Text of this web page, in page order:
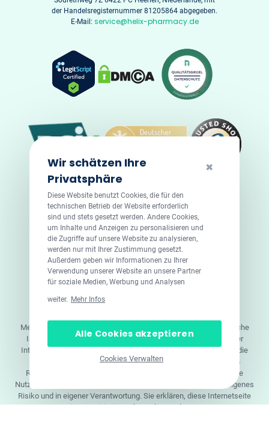
der Handelsregisternummer 81205864 abgegeben.
E-Mail: service@helix-pharmacy.de
© 2026 DoktorABC.com
Doktorabc.com ist eine Vermittlungsplattform. Doktorabc ist
Medikamente oder sonstige Produkte an oder liefert diese. Jegliche
Informationen zu Produkten, Medikamenten und Preisen auf der
Internetseite beinhalten kein Angebot von Doktorabc an Sie. Für die
Einhaltung der in Ihrem Land geltenden Gesetze und sonstigen
Rechtsvorschriften sind Sie als Nutzer selbst verantwortlich. Die
Nutzung unseres Services auf Doktorabc durch Sie erfolgt auf eigenes
Risiko und in eigener Verantwortung. Sie erklären, diese Internetseite
aus eigener Initiative zu besuchen und zu nutzen.
✖
Wir schätzen Ihre
Privatsphäre
Diese Website benutzt Cookies, die für den
technischen Betrieb der Website erforderlich
sind und stets gesetzt werden. Andere Cookies,
um Inhalte und Anzeigen zu personalisieren und
die Zugriffe auf unsere Website zu analysieren,
werden nur mit Ihrer Zustimmung gesetzt.
Außerdem geben wir Informationen zu Ihrer
Verwendung unserer Website an unsere Partner
für soziale Medien, Werbung und Analysen
weiter. Mehr Infos
Alle Cookies akzeptieren
Cookies Verwalten